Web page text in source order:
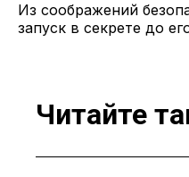
Из соображений
запуск в секрете до
Читайте